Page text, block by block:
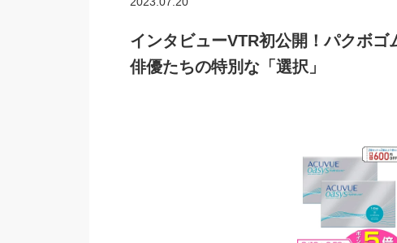
インタビューVTR初公開！パクボゴ
俳優たちの特別な「選択」